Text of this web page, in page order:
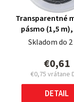
Transparentné
pásmo (1,5
Skladom do
€0,61
€0,75 vrátane
cena:
DETAIL